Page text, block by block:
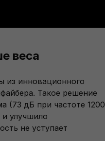
веса
из инновационного
Такое решение
(73 дБ при частоте 1200
и улучшило
не уступает